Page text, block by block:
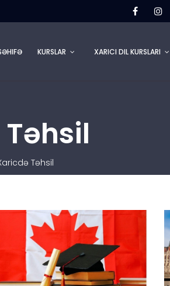
Təhsil
KURSLAR XARICI DIL KURSLARI